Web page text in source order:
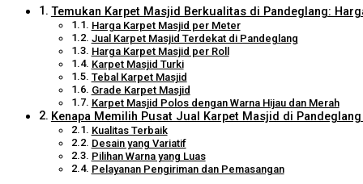
Temukan Karpet Masjid Berkualitas di Pandeglang:
Harga Karpet Masjid per Meter
Jual Karpet Masjid Terdekat di Pandeglang
Harga Karpet Masjid per Roll
Karpet Masjid Turki
Tebal Karpet Masjid
Grade Karpet Masjid
Karpet Masjid Polos dengan Warna Hijau dan Merah
Kenapa Memilih Pusat Jual Karpet Masjid di
Kualitas Terbaik
Desain yang Variatif
Pilihan Warna yang Luas
Pelayanan Pengiriman dan Pemasangan